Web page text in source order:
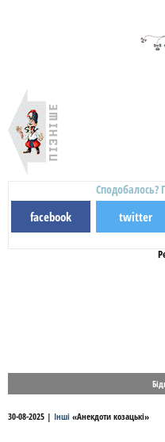
Сподобалось?
facebook twitter
30-08-2025 | Інші «Анекдоти козацькі»